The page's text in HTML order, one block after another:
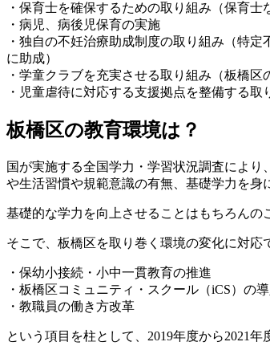
・保育士を確保するための取り組み（保育
・病児、病後児保育の実施
・独自の不妊治療助成制度の取り組み（特
に助成）
・学童クラブを充実させる取り組み（板橋
・児童虐待に対応する支援拠点を整備する
板橋区の教育環境は？
国が実施する全国学力・学習状況調査によ
や生活習慣や規範意識の有無、基礎学力を身
基礎的な学力を向上させることはもちろんの
そこで、板橋区を取り巻く環境の変化に対応
・保幼小接続・小中一貫教育の推進
・板橋区コミュニティ・スクール（iCS）の導
・教職員の働き方改革
という項目を柱として、2019年度から2021